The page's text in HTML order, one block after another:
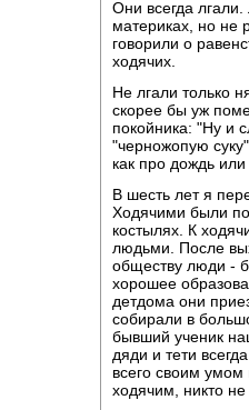
Они всегда
материках, но не
говорили о
ходячих.
Не лгали только
скорее бы уж
покойника: "Ну и
"черножопую
как про дождь или
В шесть лет я
Ходячими были
костылях. К
людьми. После
обществу люди -
хорошее
детдома они
собирали в
бывший ученик
дяди и тети
всего своим умом
ходячим, никто